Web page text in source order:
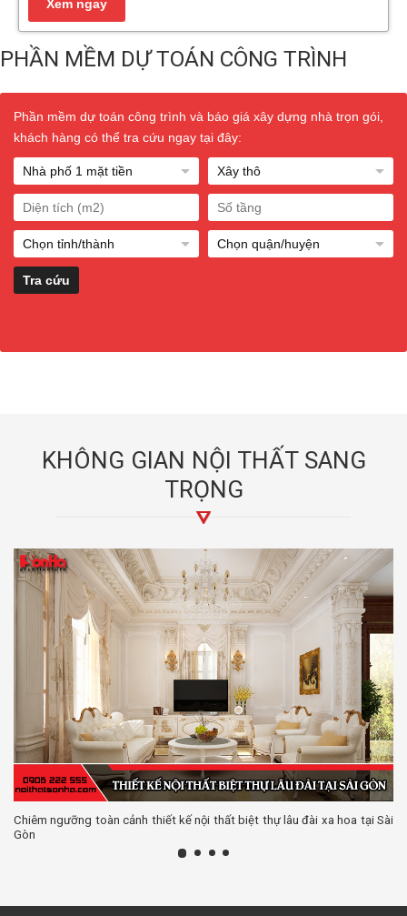
PHẦN MỀM DỰ TOÁN CÔNG TRÌNH
Phần mềm dự toán công trình và báo giá xây dựng nhà trọn gói,
khách hàng có thể tra cứu ngay tại đây:
KHÔNG GIAN NỘI THẤT SANG
TRỌNG
Chiêm ngưỡng toàn cảnh thiết kế nội thất biệt thự lâu đài xa hoa tại Sài
Gòn